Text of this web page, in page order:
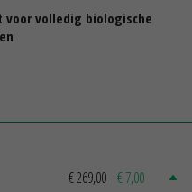
voor volledig biologische
€ 269,00 € 7,00